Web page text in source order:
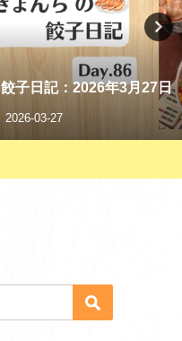
餃子日記：2026年3月27日
2026-03-27